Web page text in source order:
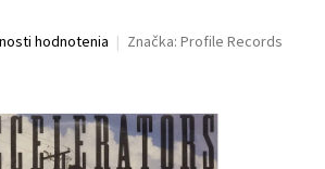
hodnotenia Značka: Profile Records